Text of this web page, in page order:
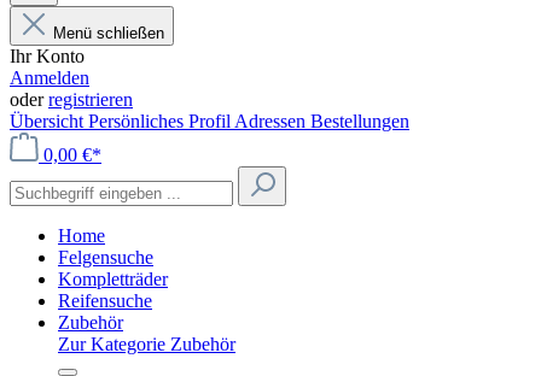
Menü schließen
Ihr Konto
Anmelden
oderregistrieren
Übersicht Persönliches Profil Adressen Bestellungen
0,00 €*
Home
Felgensuche
Kompletträder
Reifensuche
Zubehör
Zur Kategorie Zubehör